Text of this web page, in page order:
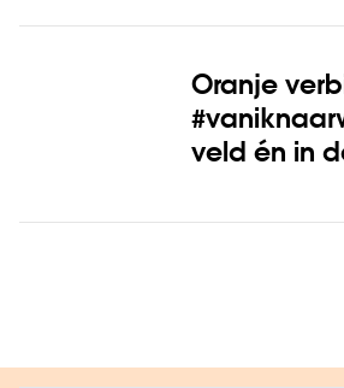
Oranje
veld én in